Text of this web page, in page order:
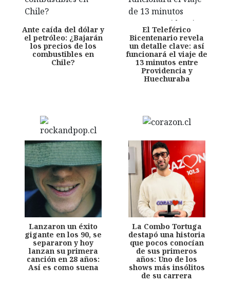
Ante caída del dólar y
el petróleo: ¿Bajarán
los precios de los
combustibles en
Chile?
El Teleférico
Bicentenario revela
un detalle clave: así
funcionará el viaje de
13 minutos entre
Providencia y
Huechuraba
Lanzaron un éxito
gigante en los 90, se
separaron y hoy
lanzan su primera
canción en 28 años:
Así es como suena
La Combo Tortuga
destapó una historia
que pocos conocían
de sus primeros
años: Uno de los
shows más insólitos
de su carrera